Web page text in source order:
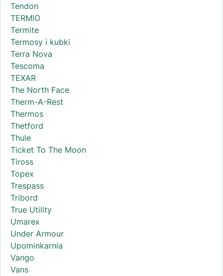
Tendon
TERMIO
Termite
Termosy i kubki
Terra Nova
Tescoma
TEXAR
The North Face
Therm-A-Rest
Thermos
Thetford
Thule
Ticket To The Moon
Tiross
Topex
Trespass
Tribord
True Utility
Umarex
Under Armour
Upominkarnia
Vango
Vans